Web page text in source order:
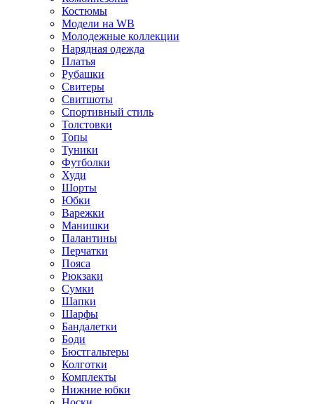
Костюмы
Модели на WB
Молодежные коллекции
Нарядная одежда
Платья
Рубашки
Свитеры
Свитшоты
Спортивный стиль
Толстовки
Топы
Туники
Футболки
Худи
Шорты
Юбки
Варежки
Манишки
Палантины
Перчатки
Пояса
Рюкзаки
Сумки
Шапки
Шарфы
Бандалетки
Боди
Бюстгальтеры
Колготки
Комплекты
Нижние юбки